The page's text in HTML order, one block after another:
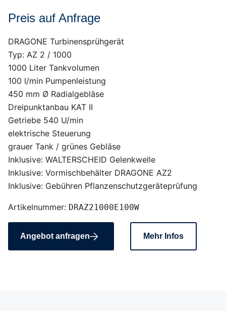
Preis auf Anfrage
DRAGONE Turbinensprühgerät
Typ: AZ 2 / 1000
1000 Liter Tankvolumen
100 l/min Pumpenleistung
450 mm Ø Radialgebläse
Dreipunktanbau KAT II
Getriebe 540 U/min
elektrische Steuerung
grauer Tank / grünes Gebläse
Inklusive: WALTERSCHEID Gelenkwelle
Inklusive: Vormischbehälter DRAGONE AZ2
Inklusive: Gebühren Pflanzenschutzgeräteprüfung
Artikelnummer: DRAZ21000E100W
Angebot anfragen Mehr Infos